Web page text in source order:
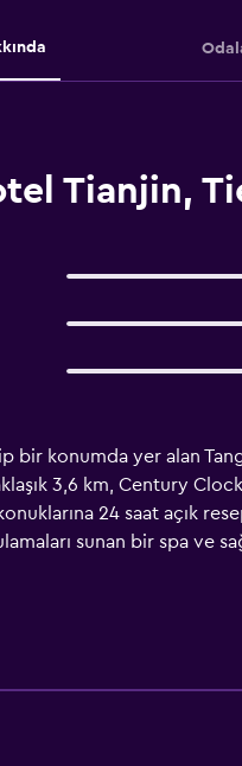
Tianjin,
bir konumda yer alan
3,6 km, Century
24 saat açık
sunan bir spa ve
uğrak yerleri
ve tesis ücretli